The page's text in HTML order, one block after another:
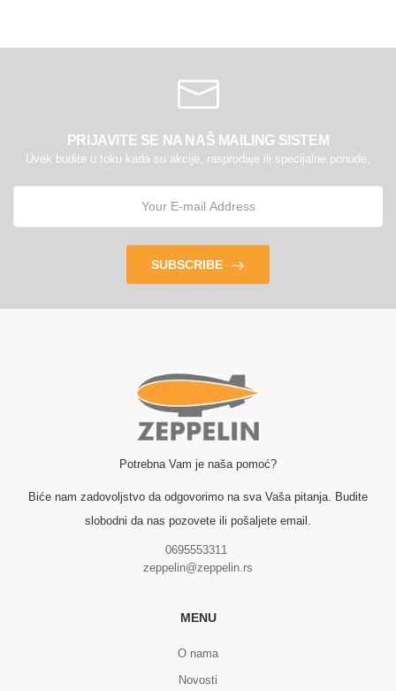
PRIJAVITE SE NA NAŠ MAILING SISTEM
Uvek budite u toku kada su akcije, rasprodaje ili specijalne ponude.
SUBSCRIBE
Potrebna Vam je naša pomoć?
Biće nam zadovoljstvo da odgovorimo na sva Vaša pitanja. Budite
slobodni da nas pozovete ili pošaljete email.
0695553311
zeppelin@zeppelin.rs
MENU
O nama
Novosti